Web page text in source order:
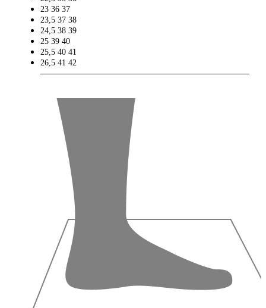
23 36 37
23,5 37 38
24,5 38 39
25 39 40
25,5 40 41
26,5 41 42